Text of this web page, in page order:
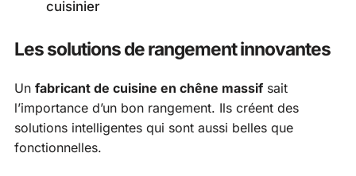
cuisinier
Les solutions de rangement innovantes
Un fabricant de cuisine en chêne massif sait
l’importance d’un bon rangement. Ils créent des
solutions intelligentes qui sont aussi belles que
fonctionnelles.